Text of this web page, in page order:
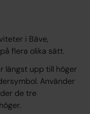
i Bäve,
flera olika sätt.
längst upp till höger
Använder
de tre